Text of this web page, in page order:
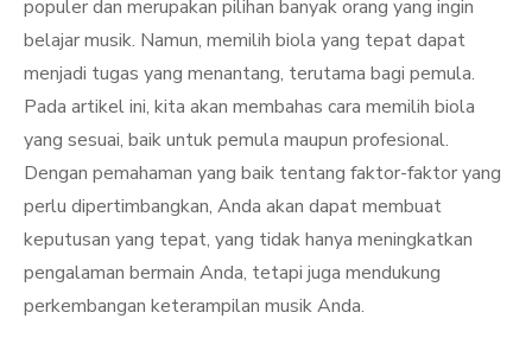
populer dan merupakan pilihan banyak orang yang ingin
belajar musik. Namun, memilih biola yang tepat dapat
menjadi tugas yang menantang, terutama bagi pemula.
Pada artikel ini, kita akan membahas cara memilih biola
yang sesuai, baik untuk pemula maupun profesional.
Dengan pemahaman yang baik tentang faktor-faktor yang
perlu dipertimbangkan, Anda akan dapat membuat
keputusan yang tepat, yang tidak hanya meningkatkan
pengalaman bermain Anda, tetapi juga mendukung
perkembangan keterampilan musik Anda.